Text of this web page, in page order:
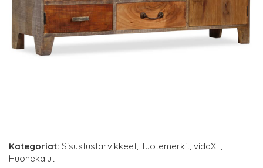
Kategoriat: Sisustustarvikkeet, Tuotemerkit, vidaXL,
Huonekalut